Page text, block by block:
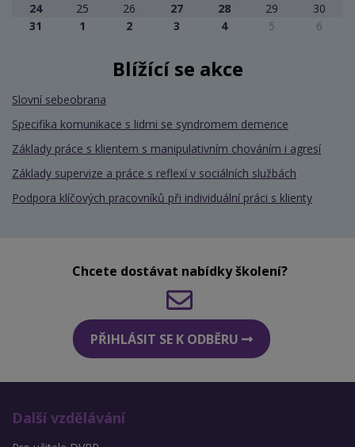
24
25 26 27 28 29
30
31
1 2 3 4 5 6
Blížící se akce
Slovní sebeobrana
Specifika komunikace s lidmi se syndromem demence
Základy práce s klientem s manipulativním chováním i agresí
Základy supervize a práce s reflexí v sociálních službách
Podpora klíčových pracovníků při individuální práci s klienty
Chcete dostávat nabídky školení?
PŘIHLÁSIT SE K ODBĚRU
Další vzdělávání